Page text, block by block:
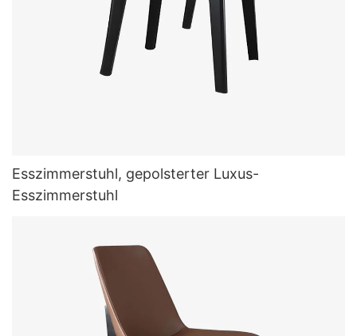
Esszimmerstuhl, gepolsterter Luxus-
Esszimmerstuhl